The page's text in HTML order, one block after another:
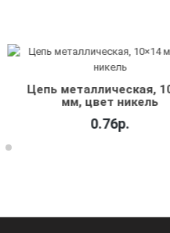
Цепь металлическая, 10×14
мм, цвет никель
0.76р.